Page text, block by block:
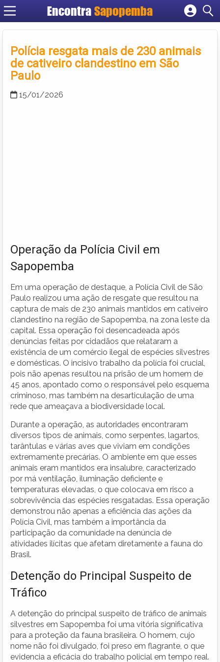
Encontra Sapopemba
Cadastrar empresa
Criar conta
Polícia resgata mais de 230 animais
de cativeiro clandestino em São
Paulo
15/01/2026
Operação da Polícia Civil em
Sapopemba
Em uma operação de destaque, a Polícia Civil de São
Paulo realizou uma ação de resgate que resultou na
captura de mais de 230 animais mantidos em cativeiro
clandestino na região de Sapopemba, na zona leste da
capital. Essa operação foi desencadeada após
denúncias feitas por cidadãos que relataram a
existência de um comércio ilegal de espécies silvestres
e domésticas. O incisivo trabalho da polícia foi crucial,
pois não apenas resultou na prisão de um homem de
45 anos, apontado como o responsável pelo esquema
criminoso, mas também na desarticulação de uma
rede que ameaçava a biodiversidade local.
Durante a operação, as autoridades encontraram
diversos tipos de animais, como serpentes, lagartos,
tarântulas e várias aves que viviam em condições
extremamente precárias. O ambiente em que esses
animais eram mantidos era insalubre, caracterizado
por má ventilação, iluminação deficiente e
temperaturas elevadas, o que colocava em risco a
sobrevivência das espécies resgatadas. Essa operação
demonstrou não apenas a eficiência das ações da
Polícia Civil, mas também a importância da
participação da comunidade na denúncia de
atividades ilícitas que afetam diretamente a fauna do
Brasil.
Detenção do Principal Suspeito de
Tráfico
A detenção do principal suspeito de tráfico de animais
silvestres em Sapopemba foi uma vitória significativa
para a proteção da fauna brasileira. O homem, cujo
nome não foi divulgado, foi preso em flagrante, o que
evidencia a eficácia do trabalho policial em tempo real.